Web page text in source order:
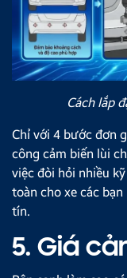
Cách lắp
Chỉ với 4 bước đơn
công cảm biến lùi
việc đòi hỏi nhiều
toàn cho xe các
tín.
5. Giá